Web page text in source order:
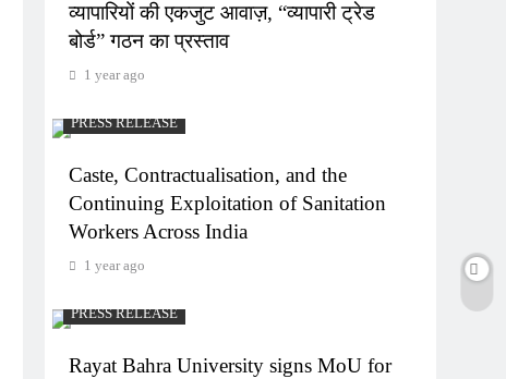
व्यापारियों की एकजुट आवाज़, “व्यापारी ट्रेड
बोर्ड” गठन का प्रस्ताव
1 year ago
PRESS RELEASE
Caste, Contractualisation, and the
Continuing Exploitation of Sanitation
Workers Across India
1 year ago
PRESS RELEASE
Rayat Bahra University signs MoU for